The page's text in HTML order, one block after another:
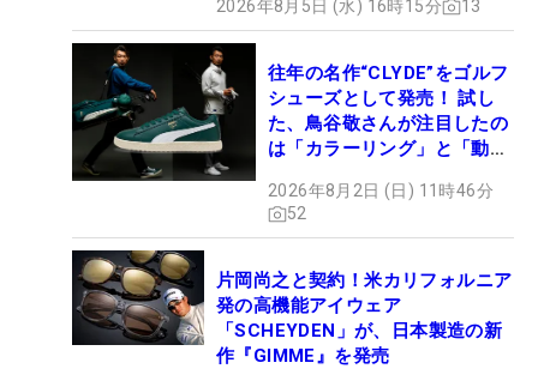
2026年8月5日 (水) 16時15分 13
往年の名作“CLYDE”をゴルフ
シューズとして発売！ 試し
た、鳥谷敬さんが注目したの
は「カラーリング」と「動き
2026年8月2日 (日) 11時46分
52
片岡尚之と契約！米カリフォルニア
発の高機能アイウェア
「SCHEYDEN」が、日本製造の新
作『GIMME』を発売